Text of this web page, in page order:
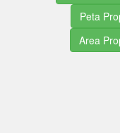
Peta
Area